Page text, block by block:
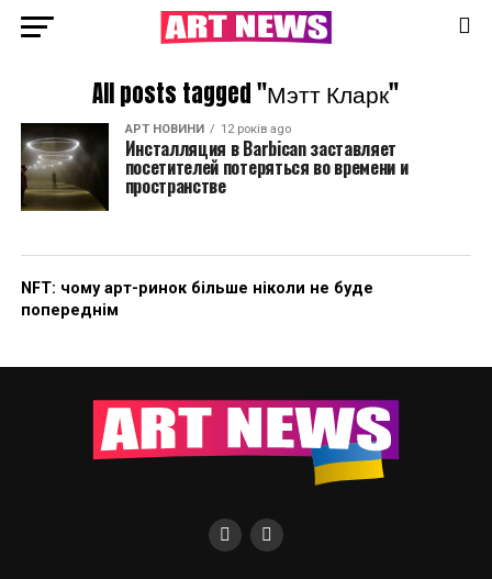
All posts tagged "Мэтт Кларк"
АРТ НОВИНИ 12 років ago
Инсталляция в Barbican заставляет
посетителей потеряться во времени и
пространстве
NFT: чому арт-ринок більше ніколи не буде
попереднім